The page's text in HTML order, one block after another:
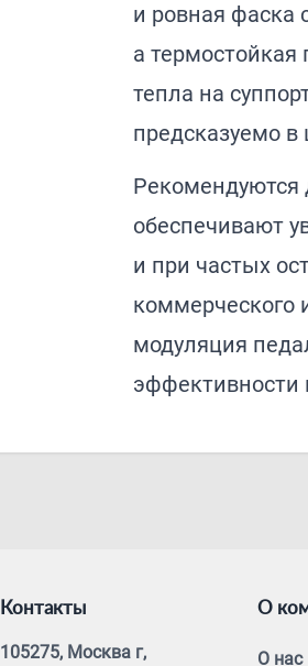
и ровная фаска
а
тепла на
предсказуемо
Рекомендуются
обеспечивают
и при частых
коммерческого
модуляция
эффективности
Контакты
105275, Москва г,
О
О нас